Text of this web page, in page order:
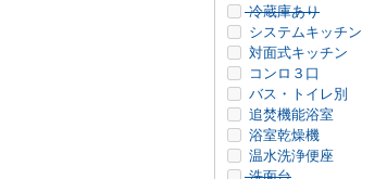
冷蔵庫あり
システムキッチン
対面式キッチン
コンロ３口
バス・トイレ別
追焚機能浴室
浴室乾燥機
温水洗浄便座